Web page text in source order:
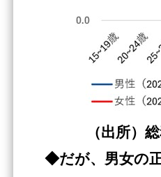
（出所）
◆だが、男女の